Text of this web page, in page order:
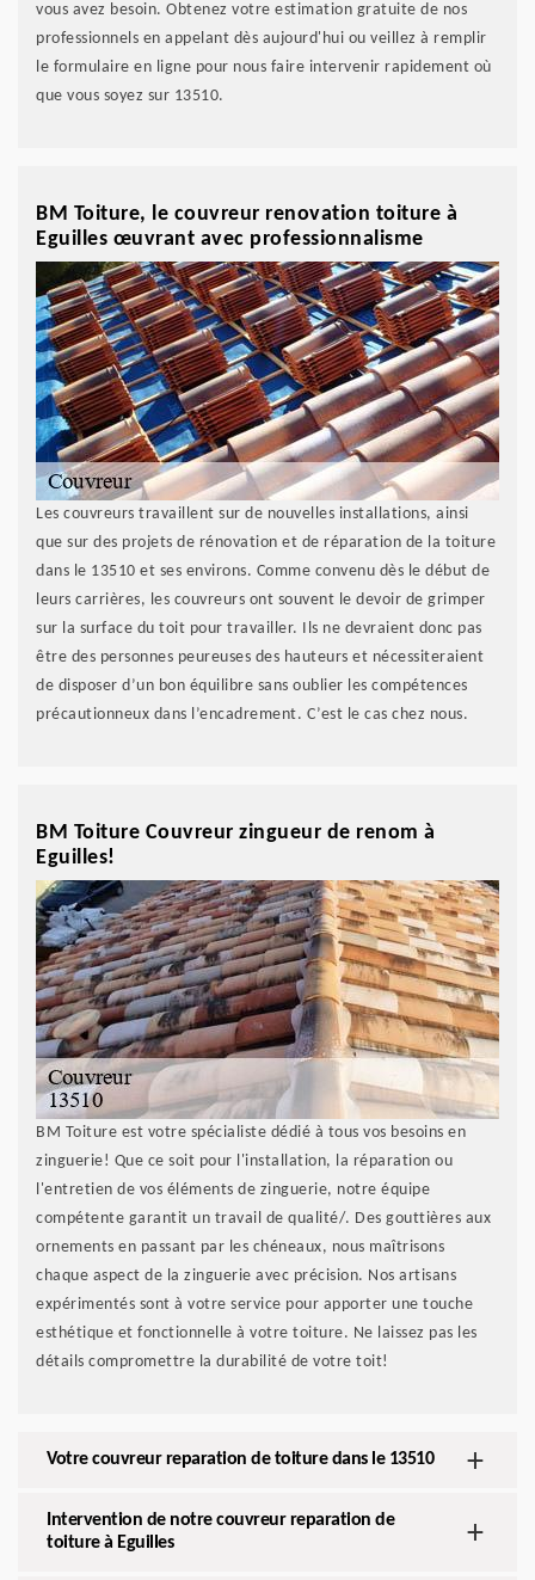
vous avez besoin. Obtenez votre estimation gratuite de nos
professionnels en appelant dès aujourd'hui ou veillez à remplir
le formulaire en ligne pour nous faire intervenir rapidement où
que vous soyez sur 13510.
BM Toiture, le couvreur renovation toiture à
Eguilles œuvrant avec professionnalisme
Les couvreurs travaillent sur de nouvelles installations, ainsi
que sur des projets de rénovation et de réparation de la toiture
dans le 13510 et ses environs. Comme convenu dès le début de
leurs carrières, les couvreurs ont souvent le devoir de grimper
sur la surface du toit pour travailler. Ils ne devraient donc pas
être des personnes peureuses des hauteurs et nécessiteraient
de disposer d’un bon équilibre sans oublier les compétences
précautionneux dans l’encadrement. C’est le cas chez nous.
BM Toiture Couvreur zingueur de renom à
Eguilles!
BM Toiture est votre spécialiste dédié à tous vos besoins en
zinguerie! Que ce soit pour l'installation, la réparation ou
l'entretien de vos éléments de zinguerie, notre équipe
compétente garantit un travail de qualité/. Des gouttières aux
ornements en passant par les chéneaux, nous maîtrisons
chaque aspect de la zinguerie avec précision. Nos artisans
expérimentés sont à votre service pour apporter une touche
esthétique et fonctionnelle à votre toiture. Ne laissez pas les
détails compromettre la durabilité de votre toit!
Votre couvreur reparation de toiture dans le 13510
Intervention de notre couvreur reparation de
toiture à Eguilles